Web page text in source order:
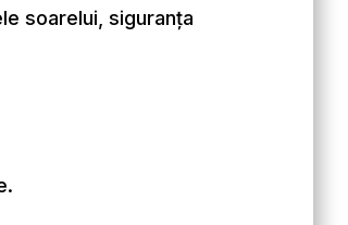
soarelui, siguranța